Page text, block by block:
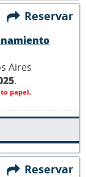
Reservar
Aires
.
papel.
Reservar